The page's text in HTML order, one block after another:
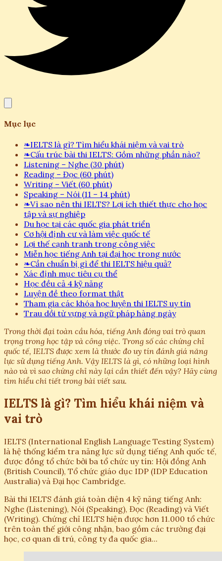
Mục lục
❧IELTS là gì? Tìm hiểu khái niệm và vai trò
❧Cấu trúc bài thi IELTS: Gồm những phần nào?
Listening – Nghe (30 phút)
Reading – Đọc (60 phút)
Writing – Viết (60 phút)
Speaking – Nói (11 – 14 phút)
❧Vì sao nên thi IELTS? Lợi ích thiết thực cho học
tập và sự nghiệp
Du học tại các quốc gia phát triển
Cơ hội định cư và làm việc quốc tế
Lợi thế cạnh tranh trong công việc
Miễn học tiếng Anh tại đại học trong nước
❧Cần chuẩn bị gì để thi IELTS hiệu quả?
Xác định mục tiêu cụ thể
Học đều cả 4 kỹ năng
Luyện đề theo format thật
Tham gia các khóa học luyện thi IELTS uy tín
Trau dồi từ vựng và ngữ pháp hàng ngày
Trong thời đại toàn cầu hóa, tiếng Anh đóng vai trò quan
trọng trong học tập và công việc. Trong số các chứng chỉ
quốc tế, IELTS được xem là thước đo uy tín đánh giá năng
lực sử dụng tiếng Anh. Vậy IELTS là gì, có những loại hình
nào và vì sao chứng chỉ này lại cần thiết đến vậy? Hãy cùng
tìm hiểu chi tiết trong bài viết sau.
IELTS là gì? Tìm hiểu khái niệm và
vai trò
IELTS (International English Language Testing System)
là hệ thống kiểm tra năng lực sử dụng tiếng Anh quốc tế,
được đồng tổ chức bởi ba tổ chức uy tín: Hội đồng Anh
(British Council), Tổ chức giáo dục IDP (IDP Education
Australia) và Đại học Cambridge.
Bài thi IELTS đánh giá toàn diện 4 kỹ năng tiếng Anh:
Nghe (Listening), Nói (Speaking), Đọc (Reading) và Viết
(Writing). Chứng chỉ IELTS hiện được hơn 11.000 tổ chức
trên toàn thế giới công nhận, bao gồm các trường đại
học, cơ quan di trú, công ty đa quốc gia...